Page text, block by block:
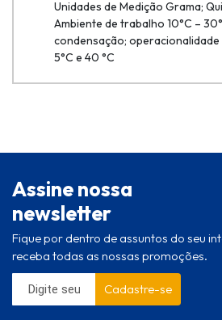
Unidades de Medição Grama;
Ambiente de trabalho 10°C –
condensação;
5°C e 40 °C
Assine nossa
newsletter
Fique por dentro de assuntos do seu
receba todas as nossas promoções.
Cadastre-se